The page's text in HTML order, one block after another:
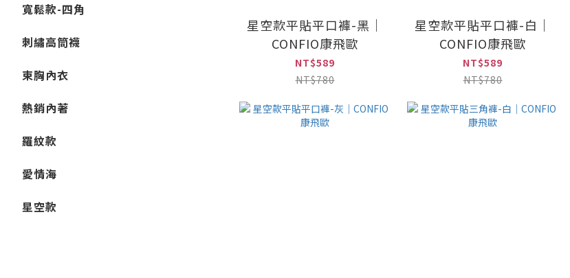
寬鬆款-四角
刺繡高筒襪
束胸內衣
熱銷內著
羅紋款
愛情海
星空款
星空款平貼平口褲-黑｜
CONFIO康飛歐
NT$589
NT$780
星空款平貼平口褲-白｜
CONFIO康飛歐
NT$589
NT$780